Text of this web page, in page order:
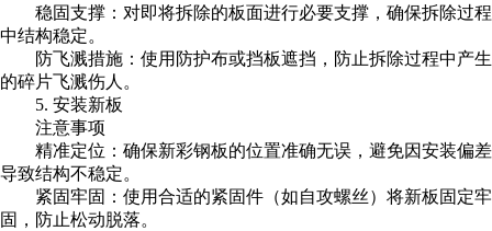
稳固支撑：对即将拆除的板面进行必要支撑，确保拆除过程
中结构稳定。
防飞溅措施：使用防护布或挡板遮挡，防止拆除过程中产生
的碎片飞溅伤人。
5. 安装新板
注意事项
精准定位：确保新彩钢板的位置准确无误，避免因安装偏差
导致结构不稳定。
紧固牢固：使用合适的紧固件（如自攻螺丝）将新板固定牢
固，防止松动脱落。